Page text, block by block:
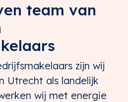
team van
zijn wij
Utrecht als landelijk
wij met energie